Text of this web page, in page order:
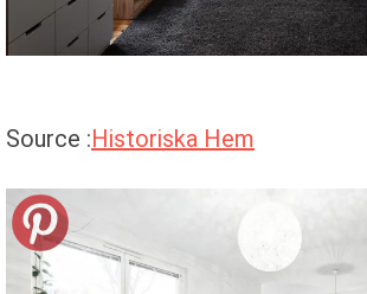
Source :Historiska Hem